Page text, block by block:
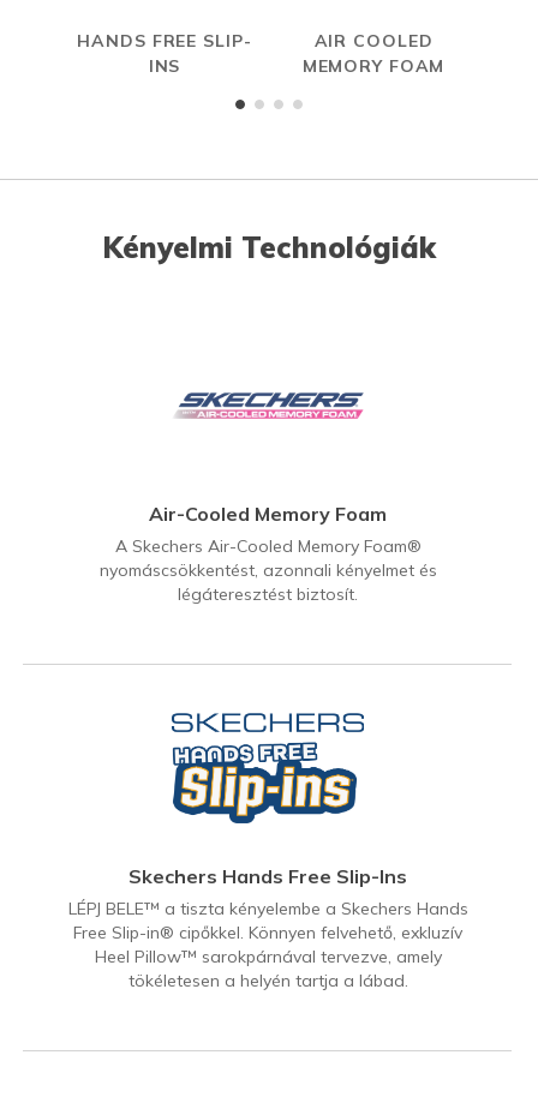
HANDS FREE SLIP-
INS
AIR COOLED
MEMORY FOAM
Kényelmi Technológiák
Air-Cooled Memory Foam
A Skechers Air-Cooled Memory Foam®
nyomáscsökkentést, azonnali kényelmet és
légáteresztést biztosít.
Skechers Hands Free Slip-Ins
LÉPJ BELE™ a tiszta kényelembe a Skechers Hands
Free Slip-in® cipőkkel. Könnyen felvehető, exkluzív
Heel Pillow™ sarokpárnával tervezve, amely
tökéletesen a helyén tartja a lábad.